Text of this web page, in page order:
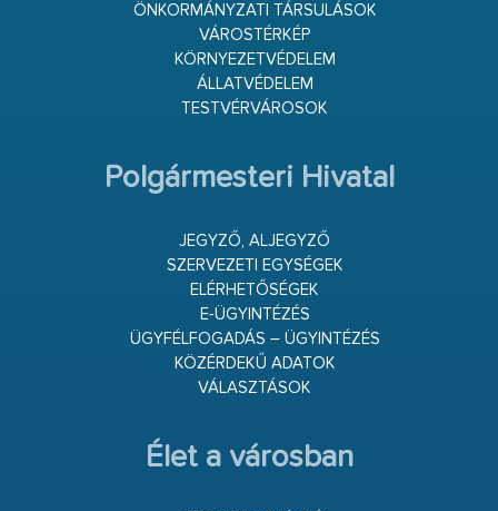
ÖNKORMÁNYZATI TÁRSULÁSOK
VÁROSTÉRKÉP
KÖRNYEZETVÉDELEM
ÁLLATVÉDELEM
TESTVÉRVÁROSOK
Polgármesteri Hivatal
JEGYZŐ, ALJEGYZŐ
SZERVEZETI EGYSÉGEK
ELÉRHETŐSÉGEK
E-ÜGYINTÉZÉS
ÜGYFÉLFOGADÁS – ÜGYINTÉZÉS
KÖZÉRDEKŰ ADATOK
VÁLASZTÁSOK
Élet a városban